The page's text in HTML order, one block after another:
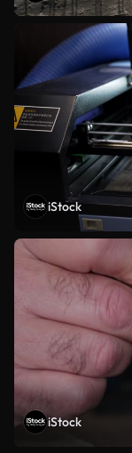
iStock
iStock